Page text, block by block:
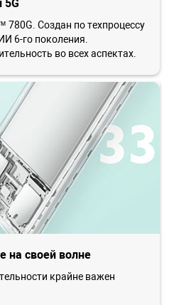
5G
Cоздан по техпроцессу
6-го поколения.
во всех аспектах.
на своей волне
крайне важен